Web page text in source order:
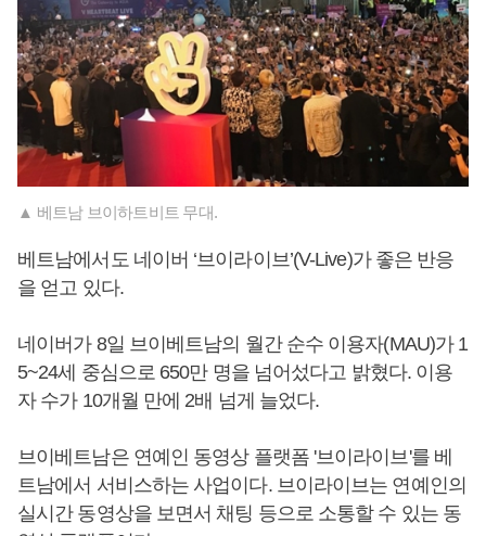
▲ 베트남 브이하트비트 무대.
베트남에서도 네이버 ‘브이라이브’(V-Live)가 좋은 반응
을 얻고 있다.
네이버가 8일 브이베트남의 월간 순수 이용자(MAU)가 1
5~24세 중심으로 650만 명을 넘어섰다고 밝혔다. 이용
자 수가 10개월 만에 2배 넘게 늘었다.
브이베트남은 연예인 동영상 플랫폼 '브이라이브'를 베
트남에서 서비스하는 사업이다. 브이라이브는 연예인의
실시간 동영상을 보면서 채팅 등으로 소통할 수 있는 동